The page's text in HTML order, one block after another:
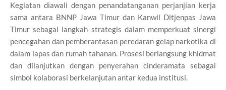
Kegiatan diawali dengan penandatanganan perjanjian kerja
sama antara BNNP Jawa Timur dan Kanwil Ditjenpas Jawa
Timur sebagai langkah strategis dalam memperkuat sinergi
pencegahan dan pemberantasan peredaran gelap narkotika di
dalam lapas dan rumah tahanan. Prosesi berlangsung khidmat
dan dilanjutkan dengan penyerahan cinderamata sebagai
simbol kolaborasi berkelanjutan antar kedua institusi.